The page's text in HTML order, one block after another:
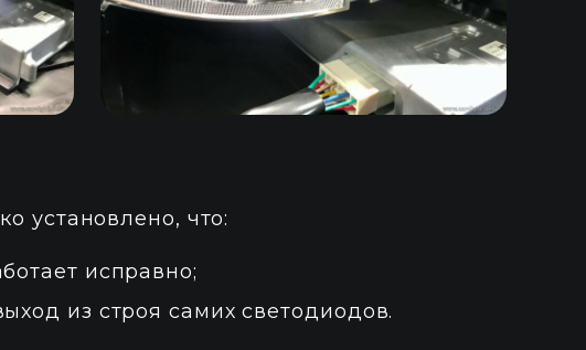
установлено, что:
исправно;
из строя самих светодиодов.